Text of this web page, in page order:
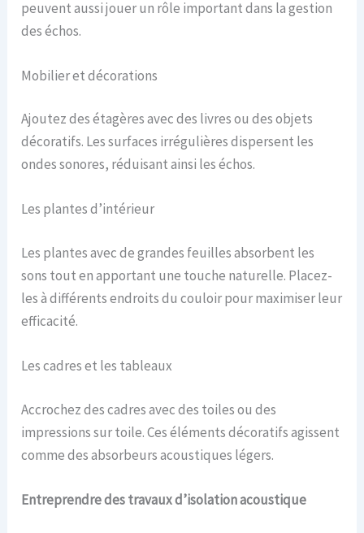
peuvent aussi jouer un rôle important dans la gestion
des échos.
Mobilier et décorations
Ajoutez des étagères avec des livres ou des objets
décoratifs. Les surfaces irrégulières dispersent les
ondes sonores, réduisant ainsi les échos.
Les plantes d’intérieur
Les plantes avec de grandes feuilles absorbent les
sons tout en apportant une touche naturelle. Placez-
les à différents endroits du couloir pour maximiser leur
efficacité.
Les cadres et les tableaux
Accrochez des cadres avec des toiles ou des
impressions sur toile. Ces éléments décoratifs agissent
comme des absorbeurs acoustiques légers.
Entreprendre des travaux d’isolation acoustique